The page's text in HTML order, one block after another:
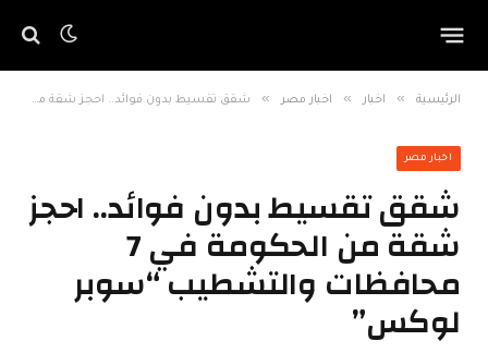
الرئيسية » اخبار » اخبار مصر » شقق تقسيط بدون فوائد.. احجز شقة من الحكومة في 7 محافظات والتشطيب “سوبر لوكس”
اخبار مصر
شقق تقسيط بدون فوائد.. احجز
شقة من الحكومة في 7
محافظات والتشطيب “سوبر
لوكس”